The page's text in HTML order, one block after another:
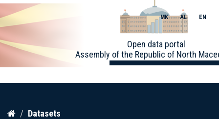
Skip
Open data portal
Assembly of the Republic of North
MK AL EN
Datasets